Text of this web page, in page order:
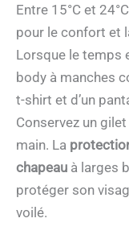
Entre 15°C et
pour le confort et
Lorsque le temps
body à manches
t-shirt et d’un
Conservez un
main. La
chapeau à larges
protéger son
voilé.